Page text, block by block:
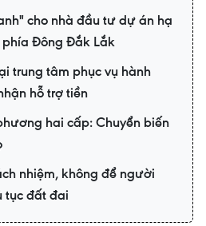
cho nhà đầu tư dự án hạ
Đông Đắk Lắk
trung tâm phục vụ hành
hỗ trợ tiền
hai cấp: Chuyển biến
nhiệm, không để người
tục đất đai